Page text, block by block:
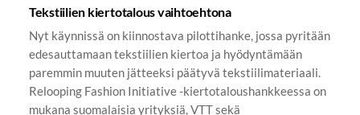
Tekstiilien kiertotalous vaihtoehtona
Nyt käynnissä on kiinnostava pilottihanke, jossa pyritään
edesauttamaan tekstiilien kiertoa ja hyödyntämään
paremmin muuten jätteeksi päätyvä tekstiilimateriaali.
Relooping Fashion Initiative -kiertotaloushankkeessa on
mukana suomalaisia yrityksiä, VTT sekä